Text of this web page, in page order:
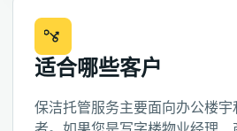
适合哪些客户
保洁托管服务主要面向办公楼宇